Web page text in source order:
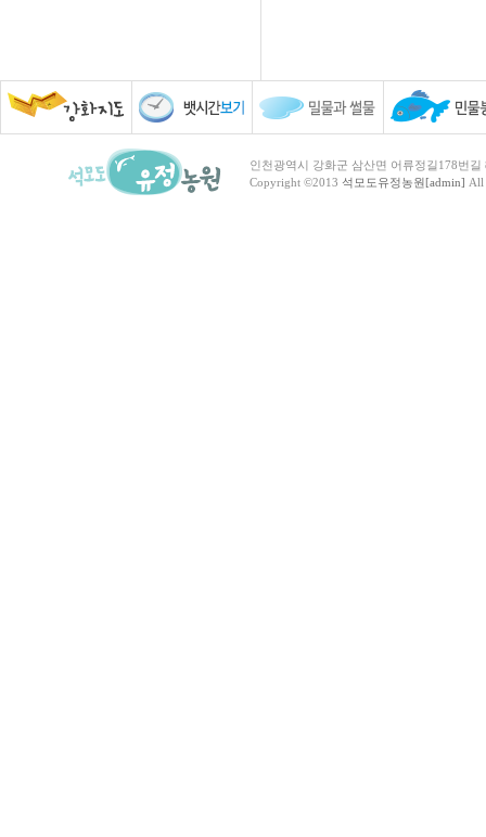
인천광역시 강화군 삼산면 어류정길178번
Copyright ©2013 석모도유정농원[admin] All